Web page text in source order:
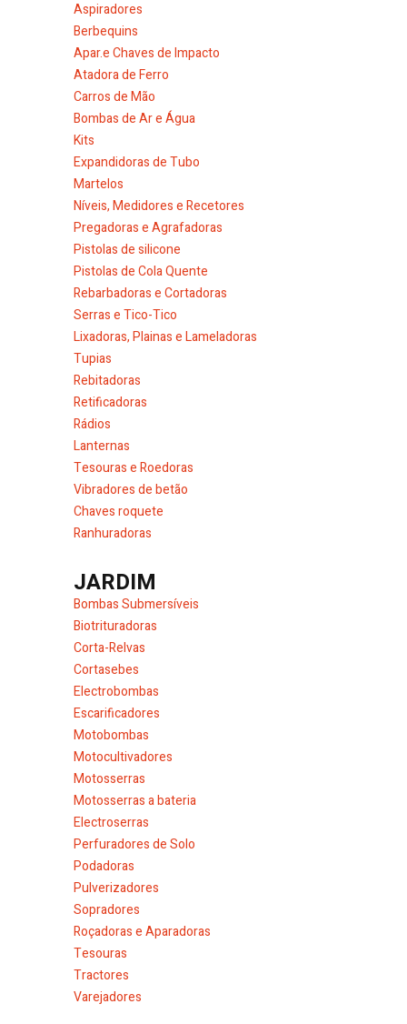
Aspiradores
Berbequins
Apar.e Chaves de Impacto
Atadora de Ferro
Carros de Mão
Bombas de Ar e Água
Kits
Expandidoras de Tubo
Martelos
Níveis, Medidores e Recetores
Pregadoras e Agrafadoras
Pistolas de silicone
Pistolas de Cola Quente
Rebarbadoras e Cortadoras
Serras e Tico-Tico
Lixadoras, Plainas e Lameladoras
Tupias
Rebitadoras
Retificadoras
Rádios
Lanternas
Tesouras e Roedoras
Vibradores de betão
Chaves roquete
Ranhuradoras
JARDIM
Bombas Submersíveis
Biotrituradoras
Corta-Relvas
Cortasebes
Electrobombas
Escarificadores
Motobombas
Motocultivadores
Motosserras
Motosserras a bateria
Electroserras
Perfuradores de Solo
Podadoras
Pulverizadores
Sopradores
Roçadoras e Aparadoras
Tesouras
Tractores
Varejadores